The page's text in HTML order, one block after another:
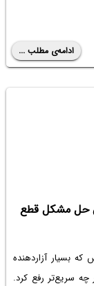
ادامه‌ی مطلب ...
حل مشکل قطع
که بسیار آزاردهنده
سریع‌تر رفع کرد.